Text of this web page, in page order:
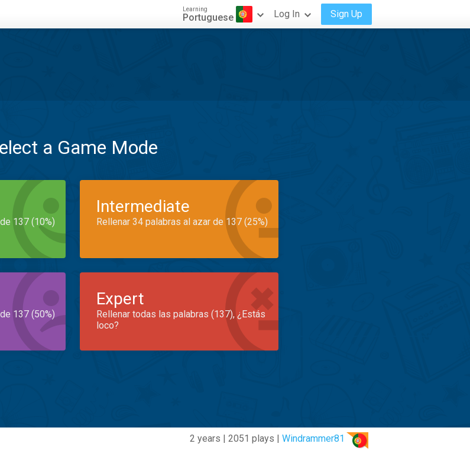
Learning
Portuguese Log In Sign Up
a Game Mode
137 (10%)
Intermediate
Rellenar 34 palabras al azar de 137 (25%)
137 (50%)
Expert
Rellenar todas las palabras (137), ¿Estás
loco?
2 years | 2051 plays | Windrammer81